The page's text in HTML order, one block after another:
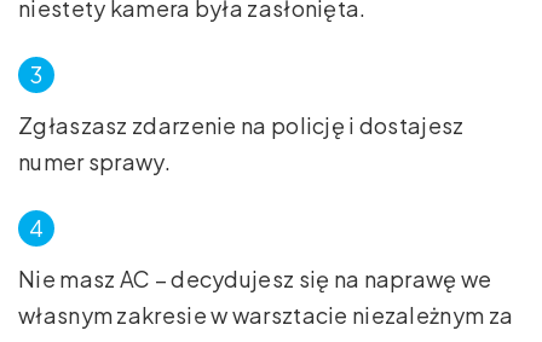
niestety kamera była zasłonięta.
Zgłaszasz zdarzenie na policję i dostajesz
numer sprawy.
Nie masz AC – decydujesz się na naprawę we
własnym zakresie w warsztacie niezależnym za